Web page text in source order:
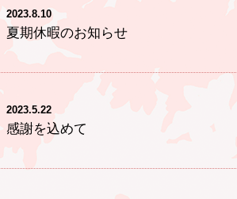
2023.8.10
夏期休暇のお知らせ
2023.5.22
感謝を込めて